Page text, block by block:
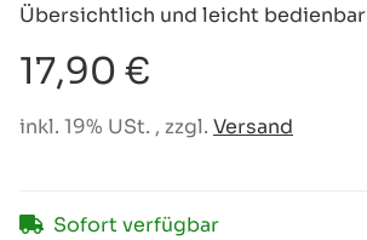
Übersichtlich und leicht bedienbar
17,90 €
inkl. 19% USt. , zzgl. Versand
Sofort verfügbar